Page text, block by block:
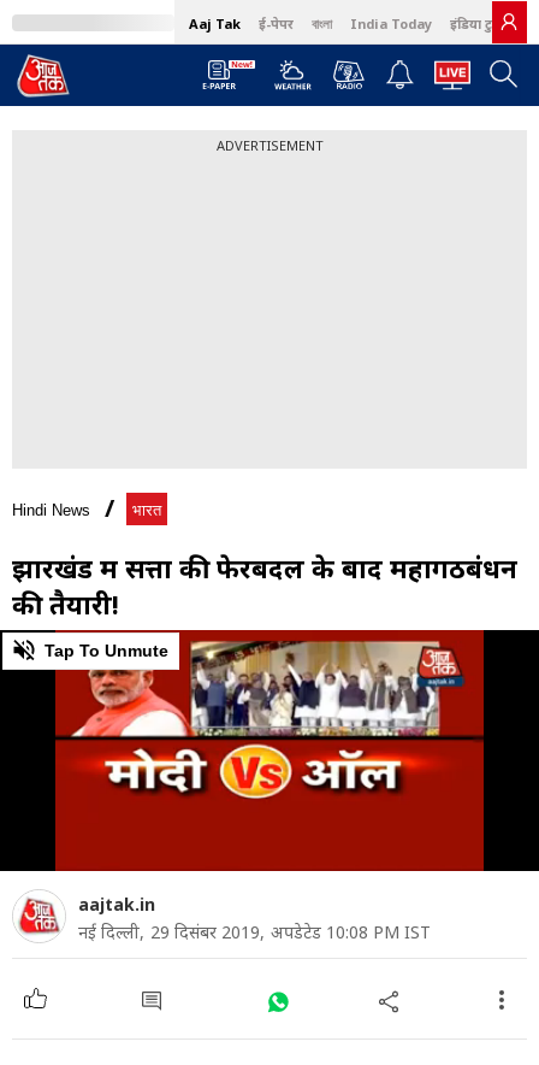
Aaj Tak ई-पेपर বাংলা India Today इंडिया टुडे हिंदी
ADVERTISEMENT
Hindi News भारत
झारखंड में सत्ता की फेरबदल के बाद महागठबंधन
की तैयारी!
0
of
10
seconds
Tap To Unmute
aajtak.in
नई दिल्ली, 29 दिसंबर 2019, अपडेटेड 10:08 PM IST